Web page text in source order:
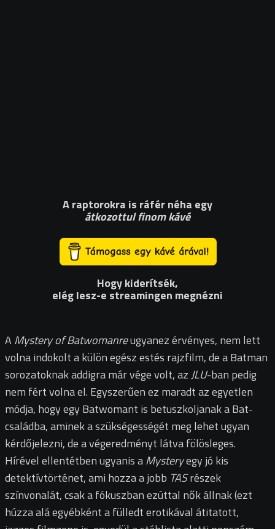
A raptorokra is ráfér néha egy
átkozottul finom kávé
Hogy kiderítsék,
elég lesz-e streamingen megnézni
AMystery of Batwomanreugyanez érvényes, nem lett
volna indokolt a külön egész estés rajzfilm, de a Batman
sorozatoknak addigra már vége volt, azJLU-ban pedig
nem fért volna el. Egyszerűen ez maradt az egyetlen
módja, hogy egy Batwomant is betuszkoljanak a Bat-
családba, aminek a szükségességét meg lehet ugyan
kérdőjelezni, de a végeredményt látva fölösleges.
Hírével ellentétben ugyanis aMysteryegy jó kis
detektívtörténet, ami hozza a jobb TASrészek
színvonalát, csak a fókuszban ezúttal nők állnak (ezt
húzza alá egyébként a fülledt erotikával átitatott,